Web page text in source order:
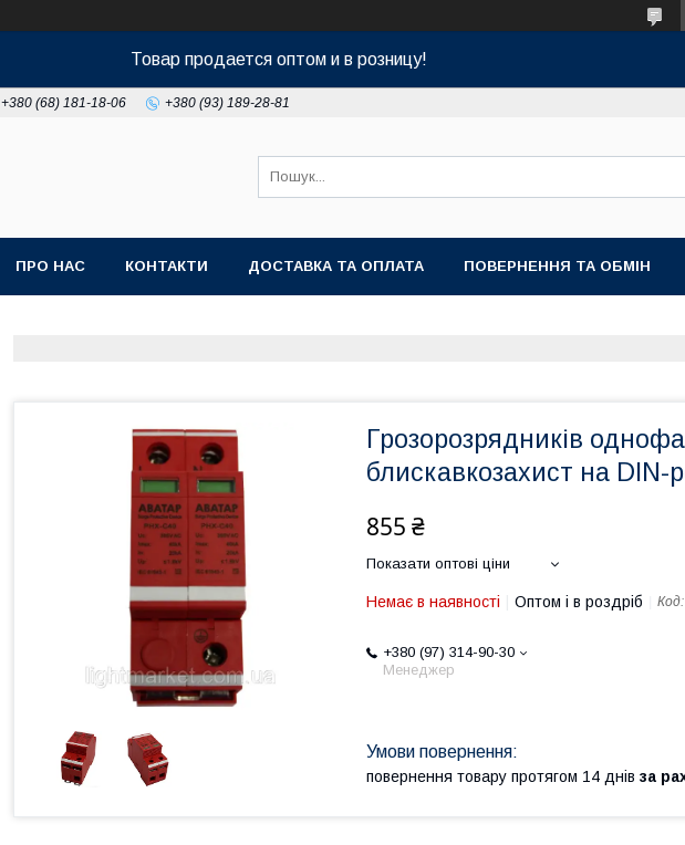
Товар продается оптом и в розницу!
+380 (68) 181-18-06 +380 (93) 189-28-81
ПРО НАС КОНТАКТИ ДОСТАВКА ТА ОПЛАТА ПОВЕРНЕННЯ ТА ОБМІН
Грозорозрядників
блискавкозахист на DIN-
855 ₴
Показати оптові ціни
Немає в наявності Оптом і в роздріб Код:
+380 (97) 314-90-30
Менеджер
повернення товару протягом 14 днів за